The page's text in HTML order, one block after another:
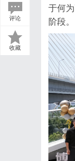
评论
收藏
于何
阶段。